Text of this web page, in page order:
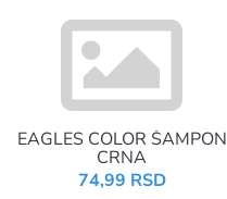
EAGLES COLOR ŠAMPON
CRNA
74,99 RSD